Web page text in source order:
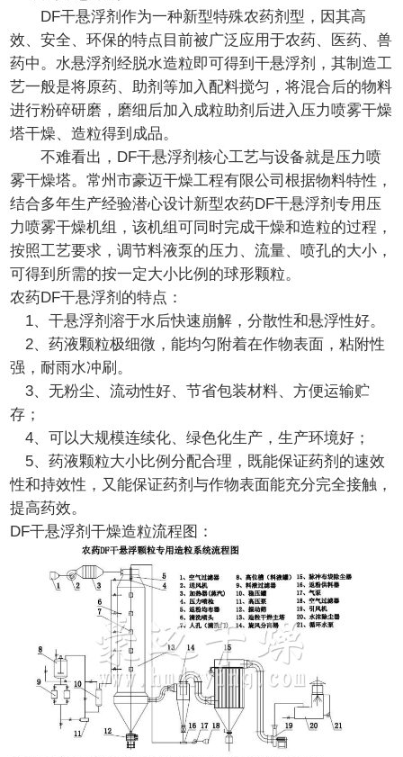
DF干悬浮剂作为一种新型特殊农药剂型，因其高
效、安全、环保的特点目前被广泛应用于农药、医药、兽
药中。水悬浮剂经脱水造粒即可得到干悬浮剂，其制造工
艺一般是将原药、助剂等加入配料搅匀，将混合后的物料
进行粉碎研磨，磨细后加入成粒助剂后进入压力喷雾干燥
塔干燥、造粒得到成品。
不难看出，DF干悬浮剂核心工艺与设备就是压力喷
雾干燥塔。常州市豪迈干燥工程有限公司根据物料特性，
结合多年生产经验潜心设计新型农药DF干悬浮剂专用压
力喷雾干燥机组，该机组可同时完成干燥和造粒的过程，
按照工艺要求，调节料液泵的压力、流量、喷孔的大小，
可得到所需的按一定大小比例的球形颗粒。
农药DF干悬浮剂的特点：
1、干悬浮剂溶于水后快速崩解，分散性和悬浮性好。
2、药液颗粒极细微，能均匀附着在作物表面，粘附性
强，耐雨水冲刷。
3、无粉尘、流动性好、节省包装材料、方便运输贮
存；
4、可以大规模连续化、绿色化生产，生产环境好；
5、药液颗粒大小比例分配合理，既能保证药剂的速效
性和持效性，又能保证药剂与作物表面能充分完全接触，
提高药效。
DF干悬浮剂干燥造粒流程图：